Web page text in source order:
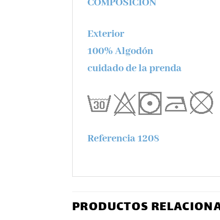
COMPOSICIÓN
Exterior
100% Algodón
cuidado de la prenda
Referencia 1208
PRODUCTOS